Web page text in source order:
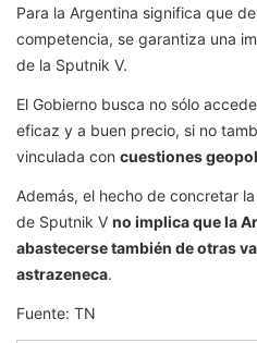
Para la Argentina significa que
competencia, se garantiza una
de la Sputnik V.
El Gobierno busca no sólo
eficaz y a buen precio, si no
vinculada con cuestiones
Además, el hecho de concretar
de Sputnik V no implica que la
abastecerse también de otras
astrazeneca.
Fuente: TN